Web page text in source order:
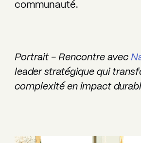
communauté.
Portrait - Rencontre avec
leader stratégique qui
complexité en impact